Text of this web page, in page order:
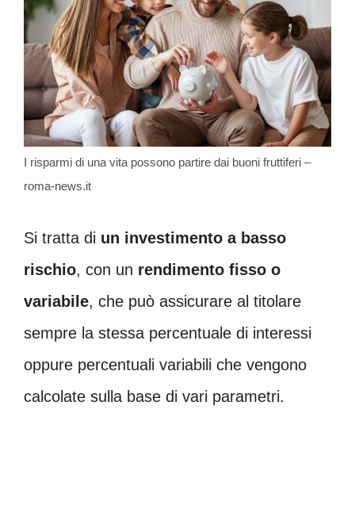
I risparmi di una vita possono partire dai buoni fruttiferi –
roma-news.it
Si tratta di un investimento a basso
rischio, con un rendimento fisso o
variabile, che può assicurare al titolare
sempre la stessa percentuale di interessi
oppure percentuali variabili che vengono
calcolate sulla base di vari parametri.